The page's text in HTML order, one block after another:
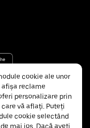
cookie ale unor
afișa reclame
personalizare prin
vă aflați. Puteți
cookie selectând
mai jos. Dacă aveți